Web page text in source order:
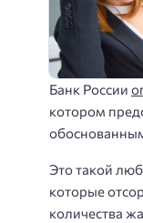
Банк России
котором
Это такой
которые
количества